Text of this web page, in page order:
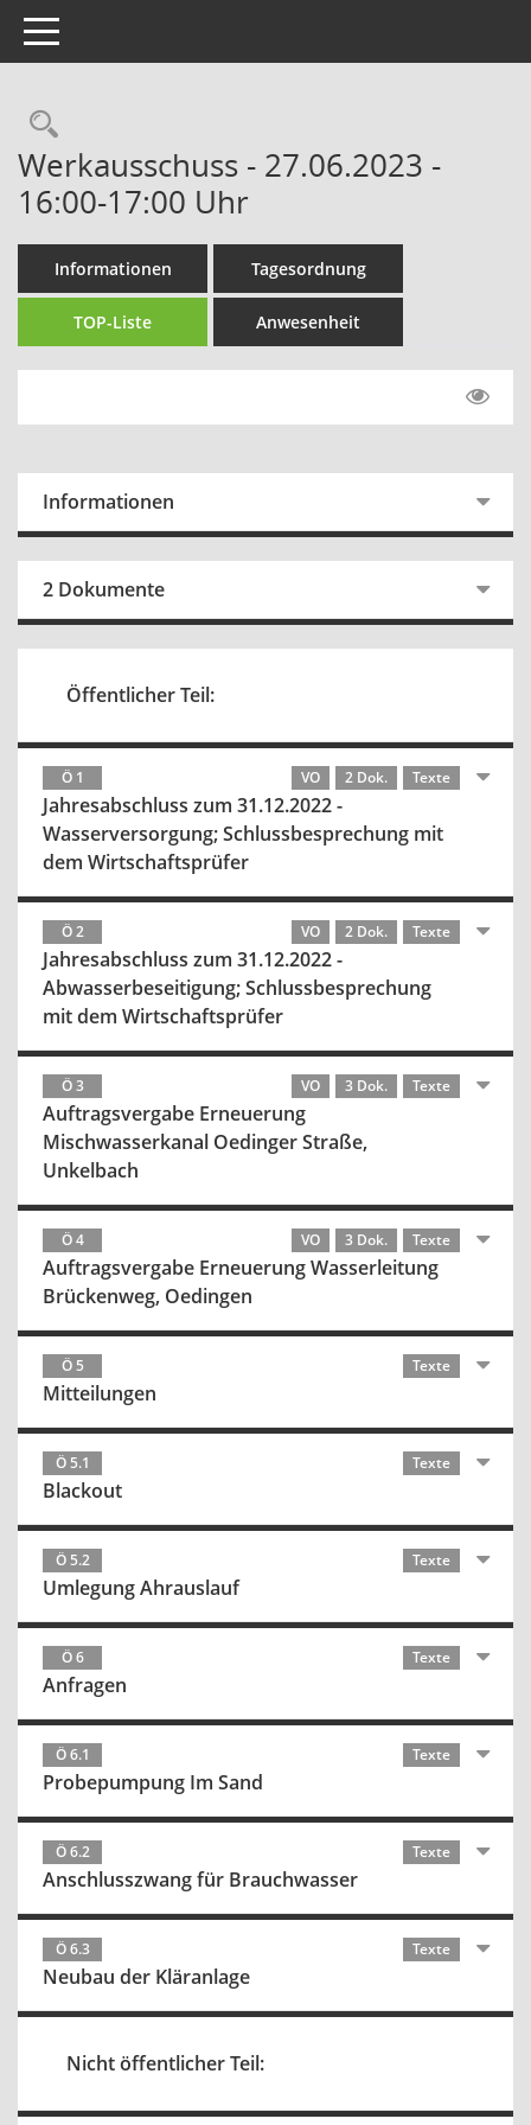
Toggle navigation
Rechercheauswahl
Werkausschuss - 27.06.2023 -
16:00-17:00 Uhr
Informationen Tagesordnung
TOP-Liste Anwesenheit
Informationen
2 Dokumente
Öffentlicher Teil:
Ö 1 VO 2 Dok. Texte
Jahresabschluss zum 31.12.2022 -
Wasserversorgung; Schlussbesprechung mit
dem Wirtschaftsprüfer
Ö 2 VO 2 Dok. Texte
Jahresabschluss zum 31.12.2022 -
Abwasserbeseitigung; Schlussbesprechung
mit dem Wirtschaftsprüfer
Ö 3 VO 3 Dok. Texte
Auftragsvergabe Erneuerung
Mischwasserkanal Oedinger Straße,
Unkelbach
Ö 4 VO 3 Dok. Texte
Auftragsvergabe Erneuerung Wasserleitung
Brückenweg, Oedingen
Ö 5 Texte
Mitteilungen
Ö 5.1 Texte
Blackout
Ö 5.2 Texte
Umlegung Ahrauslauf
Ö 6 Texte
Anfragen
Ö 6.1 Texte
Probepumpung Im Sand
Ö 6.2 Texte
Anschlusszwang für Brauchwasser
Ö 6.3 Texte
Neubau der Kläranlage
Nicht öffentlicher Teil: